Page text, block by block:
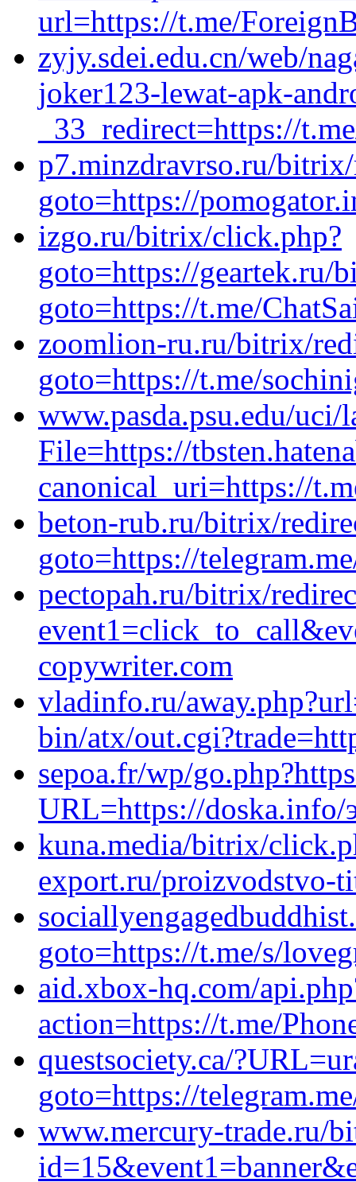
url=https://t.me/
zyjy.sdei.edu.cn/web/
joker123-lewat-apk-
_33_redirect=https://
p7.minzdravrso.ru/
goto=https://
izgo.ru/bitrix/click.php?
goto=https://geartek.ru/
goto=https://t.me/
zoomlion-ru.ru/bitrix/
goto=https://t.me/
www.pasda.psu.edu/uci/
File=https://
canonical_uri=https://
beton-rub.ru/bitrix/
goto=https://
pectopah.ru/bitrix/
copywriter.com
vladinfo.ru/
bin/atx/
sepoa.fr/wp/
URL=https://doska.info/
kuna.media/bitrix/
export.ru/proizvodstvo-
goto=https://t.me/s/
aid.xbox-hq.com/
action=https://t.me/
questsociety.ca/
goto=https://
www.mercury-trade.ru/